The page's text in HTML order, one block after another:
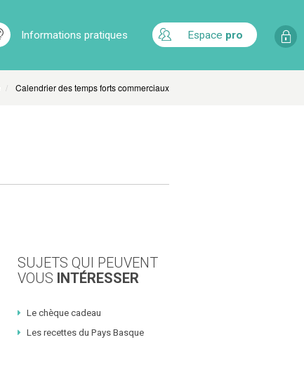
Informations pratiques Espace pro
Calendrier des temps forts commerciaux
SUJETS QUI PEUVENT
VOUS INTÉRESSER
Le chèque cadeau
Les recettes du Pays Basque